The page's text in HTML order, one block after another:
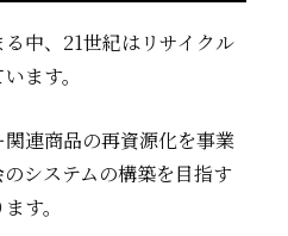
中、21世紀はリサイクル
ます。
連商品の再資源化を事業
システムの構築を目指す
す。